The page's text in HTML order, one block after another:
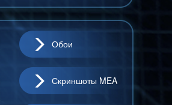
Обои
Скриншоты MEA